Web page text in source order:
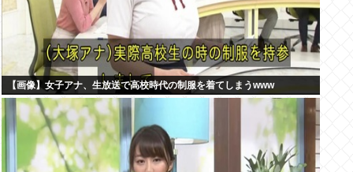
【画像】女子アナ、生放送で高校時代の制服を着てしまうwww